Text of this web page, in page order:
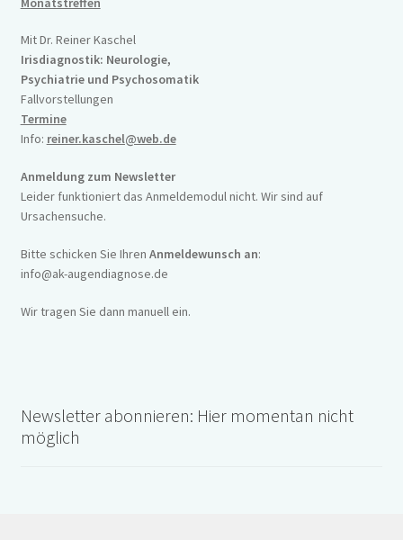
Mit Dr. Reiner Kaschel
Irisdiagnostik: Neurologie,
Psychiatrie und Psychosomatik
Fallvorstellungen
Termine
Info: reiner.kaschel@web.de
Anmeldung zum Newsletter
Leider funktioniert das Anmeldemodul nicht. Wir sind auf
Ursachensuche.
Bitte schicken Sie Ihren Anmeldewunsch an:
info@ak-augendiagnose.de
Wir tragen Sie dann manuell ein.
Newsletter abonnieren: Hier momentan nicht
möglich